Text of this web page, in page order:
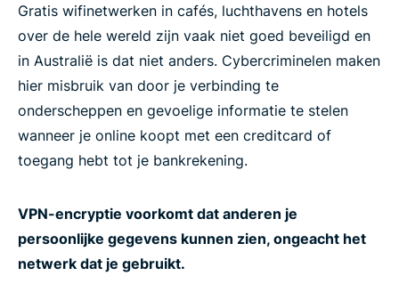
Get ExpressVPN for Australia risk-free
Gratis wifinetwerken in cafés, luchthavens en hotels
over de hele wereld zijn vaak niet goed beveiligd en
in Australië is dat niet anders. Cybercriminelen maken
hier misbruik van door je verbinding te
onderscheppen en gevoelige informatie te stelen
wanneer je online koopt met een creditcard of
toegang hebt tot je bankrekening.
VPN-encryptie voorkomt dat anderen je
persoonlijke gegevens kunnen zien, ongeacht het
netwerk dat je gebruikt.